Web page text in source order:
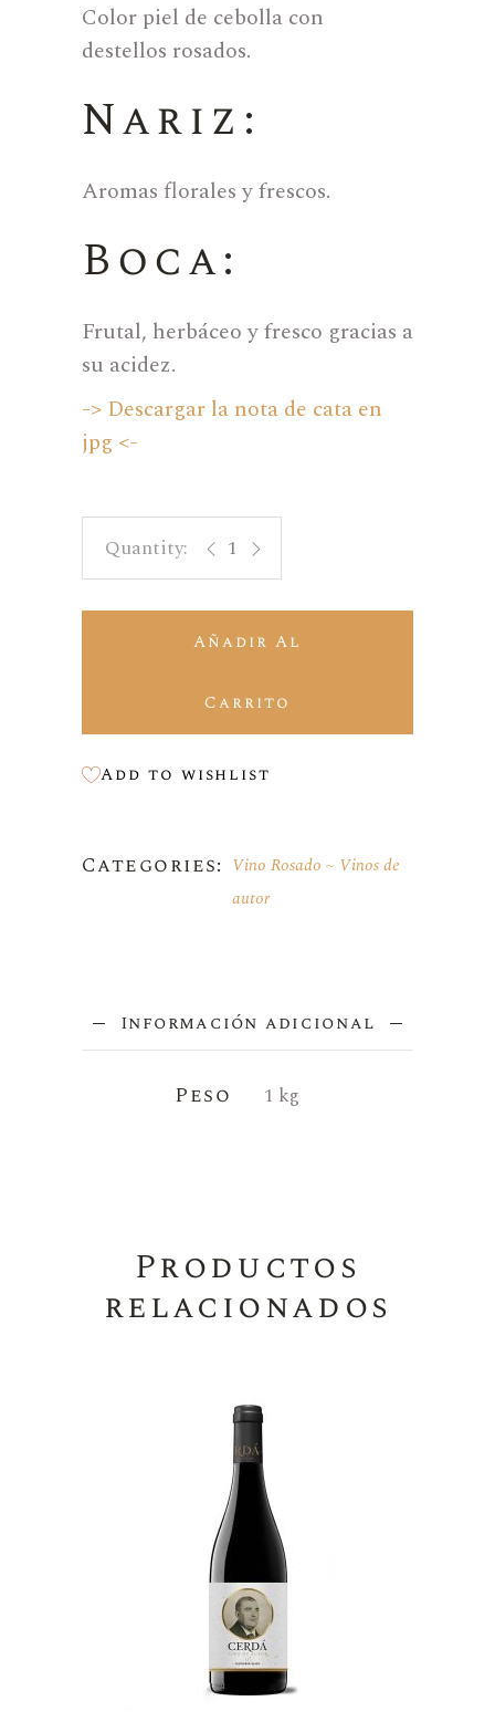
Color piel de cebolla con
destellos rosados.
Nariz:
Aromas florales y frescos.
Boca:
Frutal, herbáceo y fresco gracias a
su acidez.
-> Descargar la nota de cata en
jpg <-
Cerdá Autor 04 - Rosado
Añadir Al
Carrito
Add to wishlist
Categories: Vino Rosado
Vinos de
autor
Información adicional
Peso 1 kg
Productos
relacionados